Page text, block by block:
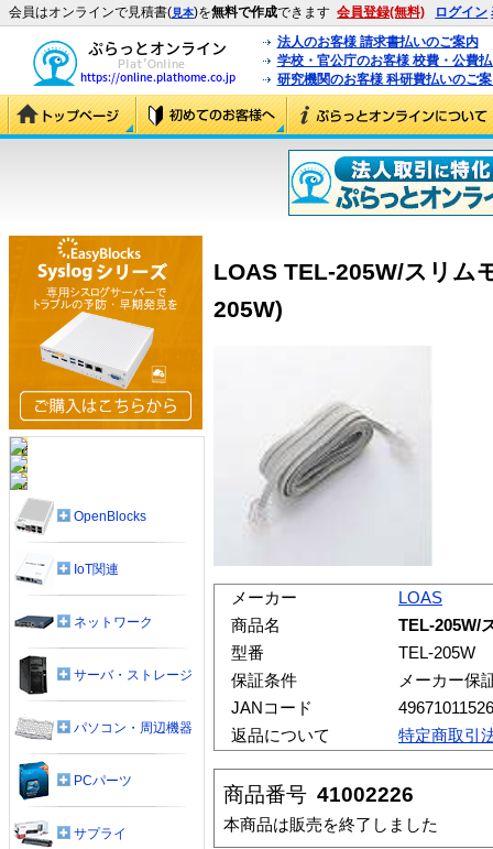
会員はオンラインで見積書(見本)を無料で作成できます 会員登録(無料) ログイン
法人のお客様 請求書払いのご案内
学校・官公庁のお客様 校費・公費
研究機関のお客様 科研費払いのご
LOAS TEL-205W/スリム
205W)
メーカー
LOAS
商品名
TEL-205W/
型番
TEL-205W
保証条件
メーカー保
JANコード
返品について
特定商取引
商品番号 41002226
本商品は販売を終了しました
OpenBlocks
IoT関連
ネットワーク
サーバ・ストレージ
パソコン・周辺機器
PCパーツ
サプライ